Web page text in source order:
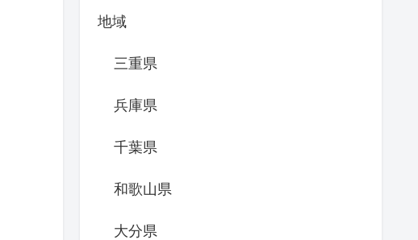
地域
三重県
兵庫県
千葉県
和歌山県
大分県